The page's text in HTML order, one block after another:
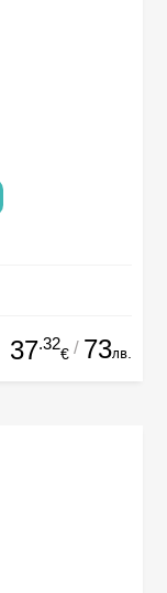
37.32
€ / 73лв.